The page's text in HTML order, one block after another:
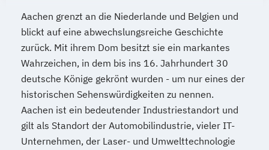
Aachen grenzt an die Niederlande und Belgien und
blickt auf eine abwechslungsreiche Geschichte
zurück. Mit ihrem Dom besitzt sie ein markantes
Wahrzeichen, in dem bis ins 16. Jahrhundert 30
deutsche Könige gekrönt wurden - um nur eines der
historischen Sehenswürdigkeiten zu nennen.
Aachen ist ein bedeutender Industriestandort und
gilt als Standort der Automobilindustrie, vieler IT-
Unternehmen, der Laser- und Umwelttechnologie